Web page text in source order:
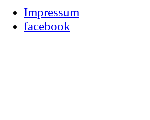
Impressum
facebook